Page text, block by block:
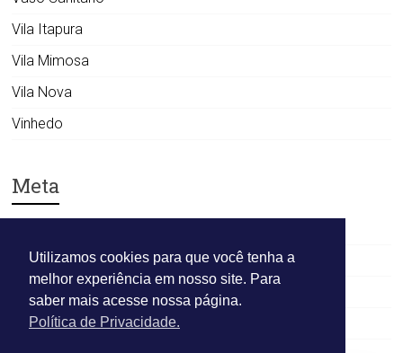
Vila Itapura
Vila Mimosa
Vila Nova
Vinhedo
Meta
Feed de posts
Feed de comentários
WordPress.org
Utilizamos cookies para que você tenha a
melhor experiência em nosso site. Para
saber mais acesse nossa página.
Política de Privacidade.